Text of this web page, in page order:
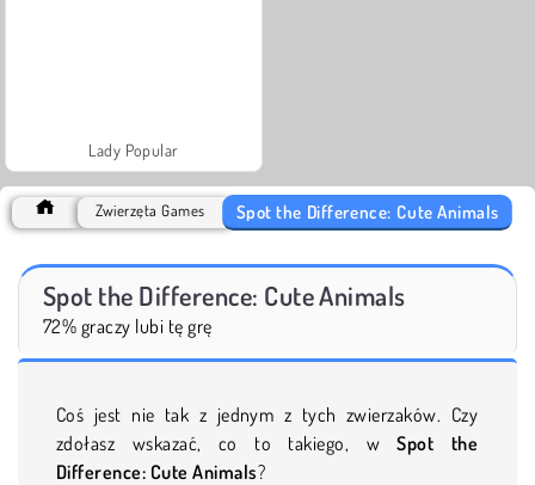
Lady Popular
Zwierzęta Games Spot the Difference: Cute Animals
Spot the Difference: Cute Animals
72% graczy lubi tę grę
Coś jest nie tak z jednym z tych zwierzaków. Czy
zdołasz wskazać, co to takiego, wSpot the
Difference: Cute Animals?